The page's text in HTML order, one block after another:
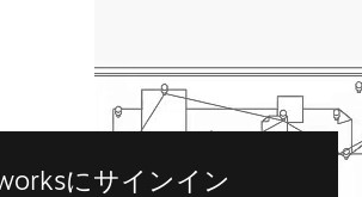
にサインイン
Steamworksに登録